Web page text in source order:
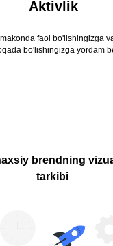
Aktivlik
faol bo'lishingizga
bo'lishingizga yordam
brendning
tarkibi